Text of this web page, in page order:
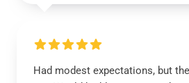
Had modest expectations, but